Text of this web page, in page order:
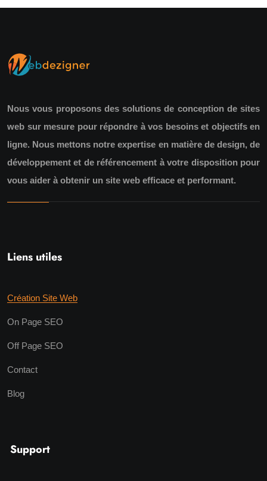
Nous vous proposons des solutions de conception de sites
web sur mesure pour répondre à vos besoins et objectifs en
ligne. Nous mettons notre expertise en matière de design, de
développement et de référencement à votre disposition pour
vous aider à obtenir un site web efficace et performant.
Liens utiles
Création Site Web
On Page SEO
Off Page SEO
Contact
Blog
Support